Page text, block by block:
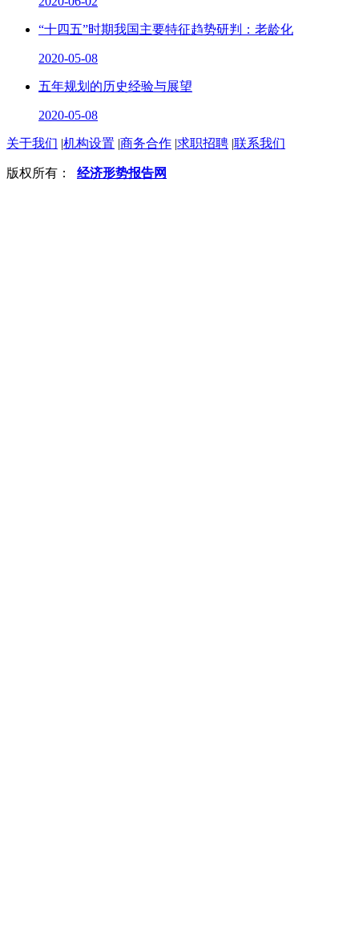
“十四五”时期我国主要特征趋势研判：老龄化
2020-05-08
五年规划的历史经验与展望
2020-05-08
关于我们 |机构设置 |商务合作 |求职招聘 |联系我们
版权所有： 经济形势报告网